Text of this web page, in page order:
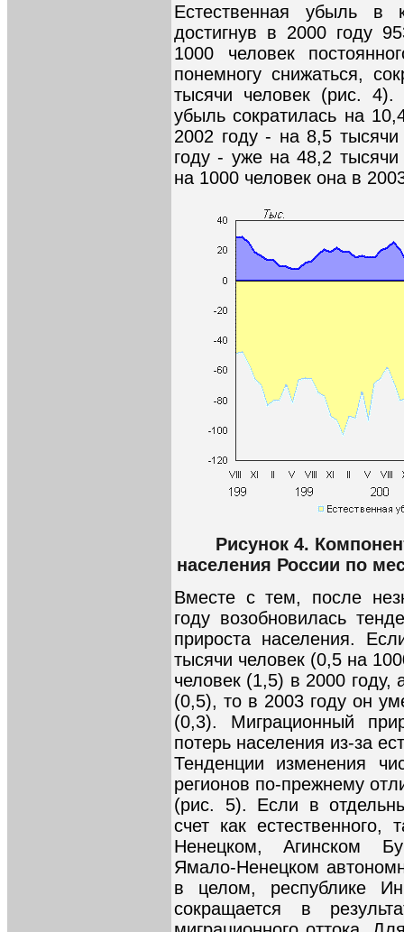
Естественная убыль в
достигнув в 2000 году
1000 человек
понемногу снижаться,
тысячи человек (рис.
убыль сократилась на
2002 году - на 8,5
году - уже на 48,2
на 1000 человек она в
Рисунок 4.
населения России по
Вместе с тем, после
году возобновилась
прироста населения.
тысячи человек (0,5 на
человек (1,5) в 2000 году,
(0,5), то в 2003 году он
(0,3). Миграционный
потерь населения из-за
Тенденции изменения
регионов по-прежнему
(рис. 5). Если в
счет как естественного,
Ненецком, Агинском
Ямало-Ненецком
в целом, республике
сокращается в